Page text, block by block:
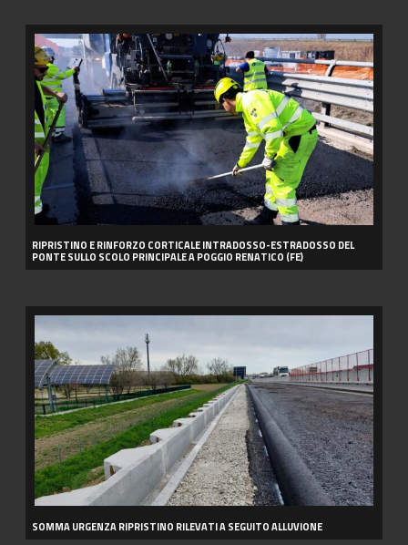
RIPRISTINO
RINFORZO
CORTICALE
INTRADOSSO-
ESTRADOSSO
DEL
PONTE
SULLO
SCOLO
PRINCIPALE
POGGIO
RENATICO
(FE)
RIPRISTINO E RINFORZO CORTICALE INTRADOSSO-ESTRADOSSO DEL
PONTE SULLO SCOLO PRINCIPALE A POGGIO RENATICO (FE)
SOMMA
RILEVATI
SEGUITO
ALLUVIONE
SOMMA URGENZA RIPRISTINO RILEVATI A SEGUITO ALLUVIONE